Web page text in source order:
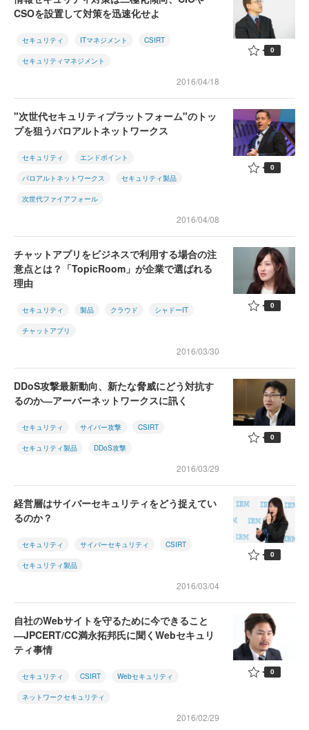
CSOを設置して対策を迅速化せよ
セキュリティ ITマネジメント CSIRT
セキュリティマネジメント
2016/04/18
0
"次世代セキュリティプラットフォーム"のトッ
プを狙うパロアルトネットワークス
セキュリティ エンドポイント
パロアルトネットワークス セキュリティ製品
次世代ファイアフォール
2016/04/08
0
チャットアプリをビジネスで利用する場合の注
意点とは？「TopicRoom」が企業で選ばれる
理由
セキュリティ 製品 クラウド シャドーIT
チャットアプリ
2016/03/30
0
DDoS攻撃最新動向、新たな脅威にどう対抗す
るのか―アーバーネットワークスに訊く
セキュリティ サイバー攻撃 CSIRT
セキュリティ製品 DDoS攻撃
2016/03/29
0
経営層はサイバーセキュリティをどう捉えてい
るのか？
セキュリティ サイバーセキュリティ CSIRT
セキュリティ製品
2016/03/04
0
自社のWebサイトを守るために今できること
―JPCERT/CC満永拓邦氏に聞くWebセキュリ
ティ事情
セキュリティ CSIRT Webセキュリティ
ネットワークセキュリティ
2016/02/29
0